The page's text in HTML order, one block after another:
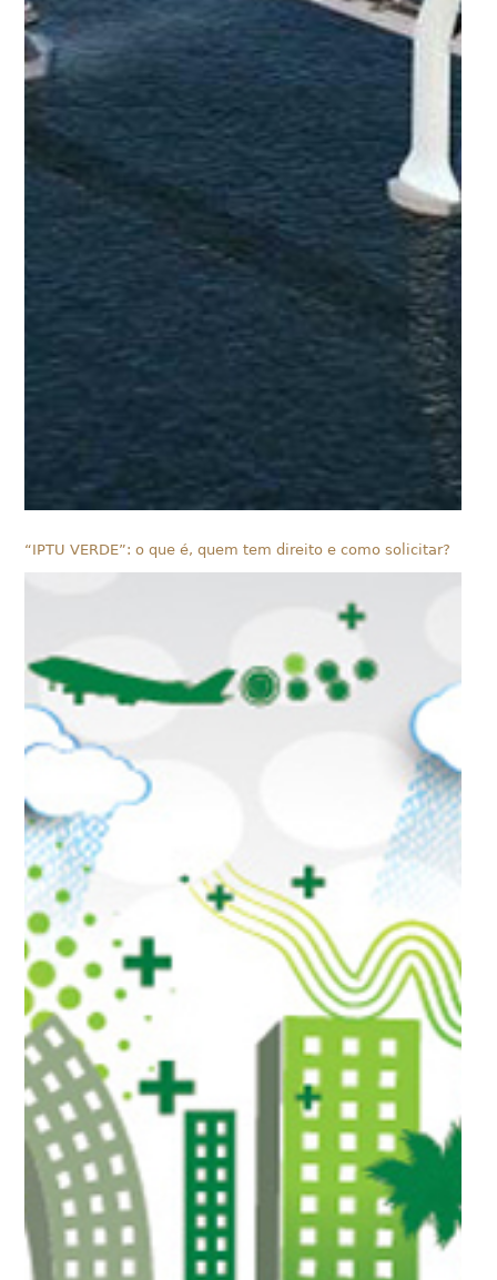
“IPTU VERDE”: o que é, quem tem direito e como solicitar?